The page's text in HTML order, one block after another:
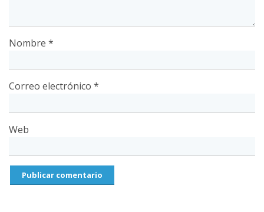
Nombre *
Correo electrónico *
Web